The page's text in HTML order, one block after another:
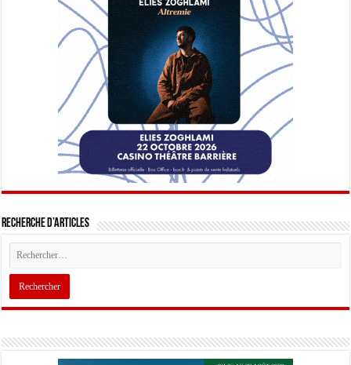
Recherche d’articles